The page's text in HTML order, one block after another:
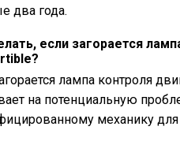
два года.
если загорается
лампа контроля
на потенциальную
механику